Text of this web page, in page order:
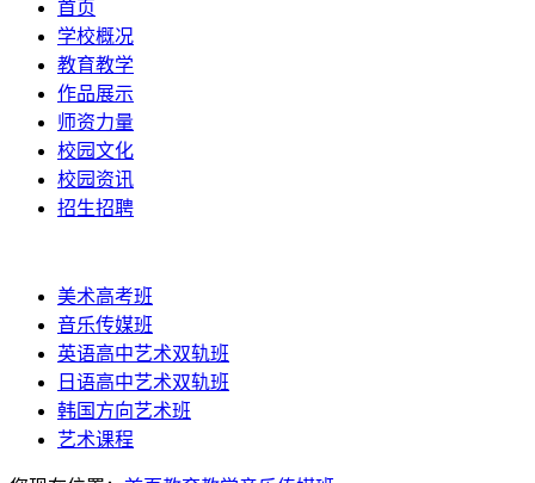
首页
学校概况
教育教学
作品展示
师资力量
校园文化
校园资讯
招生招聘
美术高考班
音乐传媒班
英语高中艺术双轨班
日语高中艺术双轨班
韩国方向艺术班
艺术课程